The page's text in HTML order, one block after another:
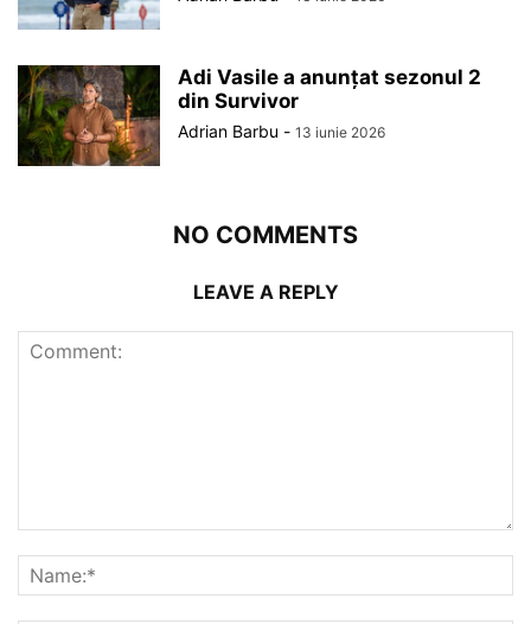
Adi Vasile a anunțat sezonul 2
din Survivor
Adrian Barbu - 13 iunie 2026
NO COMMENTS
LEAVE A REPLY